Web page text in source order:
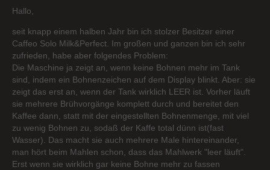
Hallo,
seit knapp einem halben Jahr bin ich stolzer Besitzer einer
Caffeo Solo Milk&Perfect. Im großen und ganzen bin ich sehr
zufrieden, habe aber folgendes Problem:
Die Maschine ja zeigt an, wenn keine Bohnen mehr im Tank
sind, indem ein Bohnenzeichen auf dem Display blinkt. Aber: sie
zeigt das erst an, wenn der Tank wirklich LEER ist. Vorher läuft
sie mehrere Brühvorgänge komplett durch und bereitet den
Kaffee dann, statt mit der eingestellten Bohnenmenge, mit viel
zu wenig Bohnen zu, sodaß der Kaffe total dünn ist(fast
Wasser). Das macht sie auch mehrere Male hintereinander,
man hört beim Mahlen schon, dass das Mahlwerk "leer läuft".
Erst wenn sie wirklich gar keine Bohne mehr zu fassen